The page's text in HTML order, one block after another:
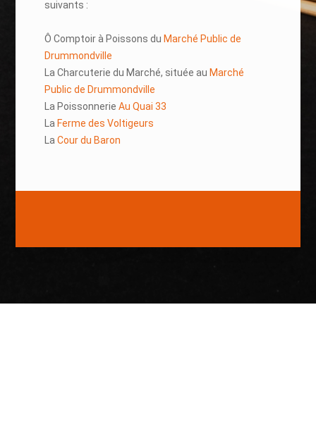
suivants :
Ô Comptoir à Poissons du Marché Public de
Drummondville
La Charcuterie du Marché, située au Marché
Public de Drummondville
La Poissonnerie Au Quai 33
La Ferme des Voltigeurs
La Cour du Baron